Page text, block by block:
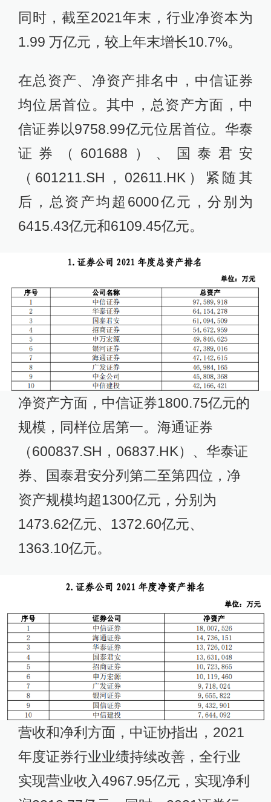
同时，截至2021年末，行业净资本为
1.99 万亿元，较上年末增长10.7%。
在总资产、净资产排名中，中信证券
均位居首位。其中，总资产方面，中
信证券以9758.99亿元位居首位。华泰
证券（601688）、国泰君安
（601211.SH，02611.HK）紧随其
后，总资产均超6000亿元，分别为
6415.43亿元和6109.45亿元。
净资产方面，中信证券1800.75亿元的
规模，同样位居第一。海通证券
（600837.SH，06837.HK）、华泰证
券、国泰君安分列第二至第四位，净
资产规模均超1300亿元，分别为
1473.62亿元、1372.60亿元、
1363.10亿元。
营收和净利方面，中证协指出，2021
年度证券行业业绩持续改善，全行业
实现营业收入4967.95亿元，实现净利